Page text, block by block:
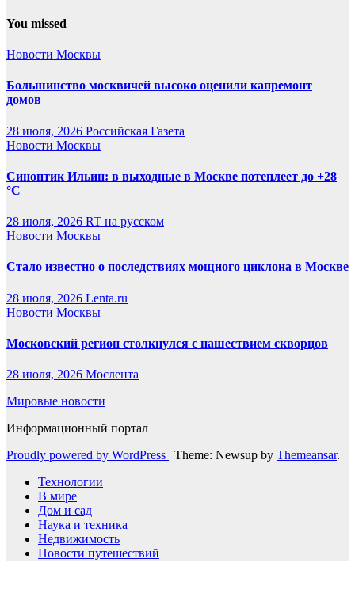
You missed
Новости Москвы
Большинство москвичей высоко оценили капремонт
домов
28 июля, 2026 Российская Газета
Новости Москвы
Синоптик Ильин: в выходные в Москве потеплеет до +28
°C
28 июля, 2026 RT на русском
Новости Москвы
Стало известно о последствиях мощного циклона в Москве
28 июля, 2026 Lenta.ru
Новости Москвы
Московский регион столкнулся с нашествием скворцов
28 июля, 2026 Мослента
Мировые новости
Информационный портал
Proudly powered by WordPress | Theme: Newsup by Themeansar.
Технологии
В мире
Дом и сад
Наука и техника
Недвижимость
Новости путешествий